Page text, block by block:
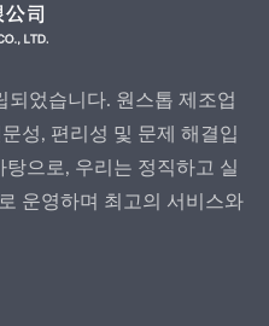
되었습니다. 원스톱 제조업
성, 편리성 및 문제 해결입
으로, 우리는 정직하고 실
운영하며 최고의 서비스와